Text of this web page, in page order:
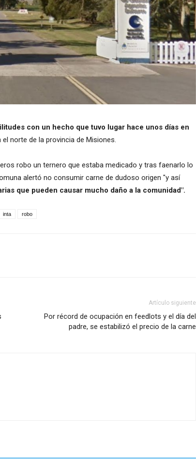
con un hecho que tuvo lugar hace unos días en
el norte de la provincia de Misiones.
robo un ternero que estaba medicado y tras faenarlo lo
alertó no consumir carne de dudoso origen "y así
que pueden causar mucho daño a la comunidad".
inta robo
Artículo siguiente
Por récord de ocupación en feedlots y el día del
padre, se estabilizó el precio de la carne